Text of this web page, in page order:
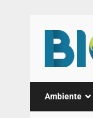
Inhalt
springen
Ambiente